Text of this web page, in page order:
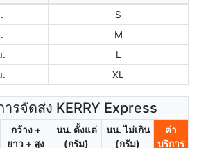
S
M
.
L
.
XL
รจัดส่ง KERRY Express
กว้าง +
ยาว + สูง
นน. ตั้งแต่
(กรัม)
นน. ไม่เกิน
(กรัม)
ค่า
บริการ